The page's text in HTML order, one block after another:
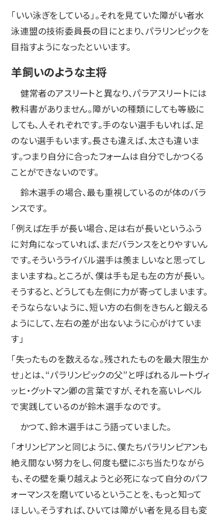
「いい泳ぎをしている」。それを見ていた障がい者水
泳連盟の技術委員長の目にとまり、パラリンピックを
目指すようになったといいます。
羊飼いのような主将
健常者のアスリートと異なり、パラアスリートには
教科書がありません。障がいの種類にしても等級に
しても、人それぞれです。手のない選手もいれば、足
のない選手もいます。長さも違えば、太さも違いま
す。つまり自分に合ったフォームは自分でしかつくる
ことができないのです。
鈴木選手の場合、最も重視しているのが体のバラ
ンスです。
「例えば左手が長い場合、足は右が長いというふう
に対角になっていれば、まだバランスをとりやすいん
です。そういうライバル選手は羨ましいなと思ってし
まいますね。ところが、僕は手も足も左の方が長い。
そうすると、どうしても左側に力が寄ってしまいます。
そうならないように、短い方の右側をきちんと鍛える
ようにして、左右の差が出ないように心がけていま
す」
「失ったものを数えるな。残されたものを最大限生か
せ」とは、“パラリンピックの父”と呼ばれるルートヴィ
ッヒ・グットマン卿の言葉ですが、それを高いレベル
で実践しているのが鈴木選手なのです。
かつて、鈴木選手はこう語っていました。
「オリンピアンと同じように、僕たちパラリンピアンも
絶え間ない努力をし、何度も壁にぶち当たりながら
も、その壁を乗り越えようと必死になって自分のパフ
ォーマンスを磨いているということを、もっと知って
ほしい。そうすれば、ひいては障がい者を見る目も変